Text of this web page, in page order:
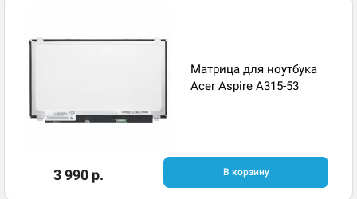
Матрица для ноутбука
Acer Aspire A315-53
3 990 р. В корзину